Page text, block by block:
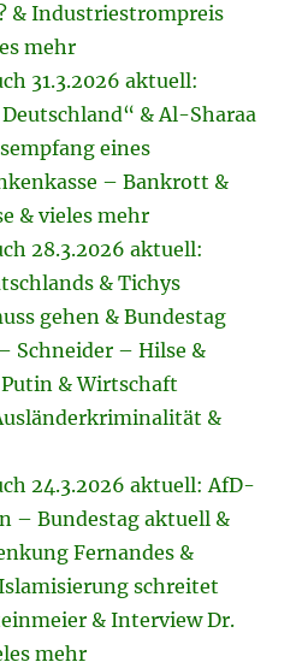
& Industriestrompreis
mehr
31.3.2026 aktuell:
& Al-Sharaa
eines
– Bankrott &
& vieles mehr
28.3.2026 aktuell:
& Tichys
gehen & Bundestag
Schneider – Hilse &
& Wirtschaft
&
24.3.2026 aktuell: AfD-
– Bundestag aktuell &
Fernandes &
schreitet
& Interview Dr.
mehr